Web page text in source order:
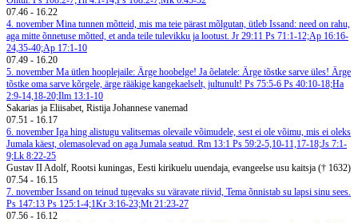
07.46 - 16.22
4. november Mina tunnen mõtteid, mis ma teie pärast mõlgutan, ütleb Issand: need on rahu,
aga mitte õnnetuse mõtted, et anda teile tulevikku ja lootust. Jr 29:11 Ps 71:1-12;Ap 16:16-
24,35-40;Ap 17:1-10
07.49 - 16.20
5. november Ma ütlen hooplejaile: Ärge hoobelge! Ja õelatele: Ärge tõstke sarve üles! Ärge
tõstke oma sarve kõrgele, ärge rääkige kangekaelselt, jultunult! Ps 75:5-6 Ps 40:10-18;Ha
2:9-14,18-20;Ilm 13:1-10
Sakarias ja Eliisabet, Ristija Johannese vanemad
07.51 - 16.17
6. november Iga hing alistugu valitsemas olevaile võimudele, sest ei ole võimu, mis ei oleks
Jumala käest, olemasolevad on aga Jumala seatud. Rm 13:1 Ps 59:2-5,10-11,17-18;Js 7:1-
9;Lk 8:22-25
Gustav II Adolf, Rootsi kuningas, Eesti kirikuelu uuendaja, evangeelse usu kaitsja († 1632)
07.54 - 16.15
7. november Issand on teinud tugevaks su väravate riivid, Tema õnnistab su lapsi sinu sees.
Ps 147:13 Ps 125:1-4;1Kr 3:16-23;Mt 21:23-27
07.56 - 16.12